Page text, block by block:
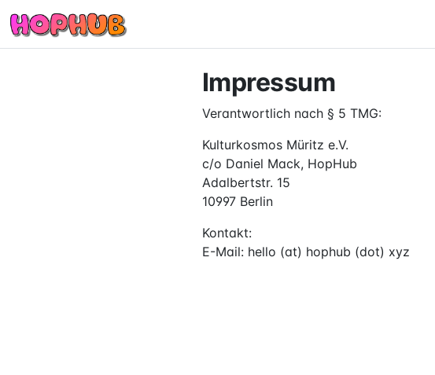
Impressum
Verantwortlich nach § 5 TMG:
Kulturkosmos Müritz e.V.
c/o Daniel Mack, HopHub
Adalbertstr. 15
10997 Berlin
Kontakt:
E-Mail: hello (at) hophub (dot) xyz